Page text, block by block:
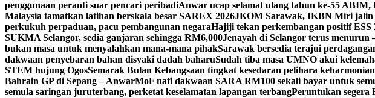
penggunaan peranti suar pencari peribadiAnwar ucap selamat ulang tahun ke-55
Malaysia tamatkan latihan berskala besar SAREX 2026JKOM Sarawak, IKBN Miri jalin
perkukuh perpaduan, pacu pembangunan negaraHajiji tekan perkembangan positif
SUKMA Selangor, sedia ganjaran sehingga RM6,000Jenayah di Selangor terus menurun
bukan masa untuk menyalahkan mana-mana pihakSarawak bersedia terajui
dakwaan penyebaran bahan disyaki dadah baharuSudah tiba masa UMNO akui
STEM hujung OgosSemarak Bulan Kebangsaan tingkat kesedaran pelihara
Bahrain GP di Sepang – AnwarMoF nafi dakwaan SARA RM100 sekali bayar untuk
semula saringan juruterbang, perketat keselamatan lapangan terbangPeruntukan segera